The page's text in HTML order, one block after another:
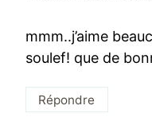
mmm..j’aime
soulef! que de
Répondre